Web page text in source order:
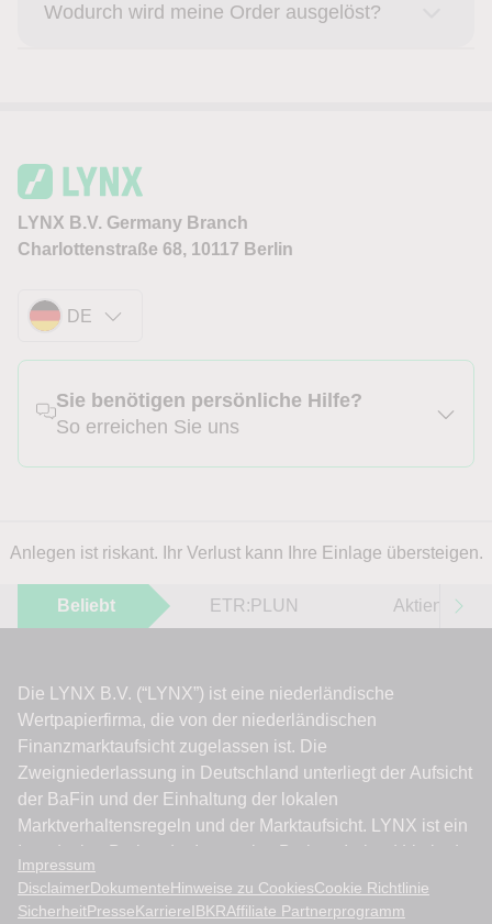
Wodurch wird meine Order ausgelöst?
LYNX B.V. Germany Branch
Charlottenstraße 68, 10117 Berlin
DE
Sie benötigen persönliche Hilfe?
So erreichen Sie uns
Anlegen ist riskant. Ihr Verlust kann Ihre Einlage übersteigen.
Beliebt ETR:PLUN Aktien im
Impressum
DisclaimerDokumenteHinweise zu CookiesCookie Richtlinie
SicherheitPresseKarriereIBKRAffiliate Partnerprogramm